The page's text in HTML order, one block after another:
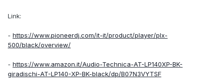
Link:
- https://www.pioneerdj.com/it-it/product/player/plx-
500/black/overview/
- https://www.amazon.it/Audio-Technica-AT-LP140XP-BK-
giradischi-AT-LP140-XP-BK-black/dp/B07N3VYTSF